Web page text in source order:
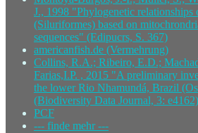
J., 1998 "Phylogenetic relationships
(Siluriformes) based on
sequences" (Edipucrs, S. 367)
americanfish.de (Vermehrung)
Collins, R.A.; Ribeiro, E.D.;
Farias,I.P. , 2015 "A preliminary
the lower Rio Nhamundá, Brazil
(Biodiversity Data Journal, 3: e4162)
PCF
--- finde mehr ---